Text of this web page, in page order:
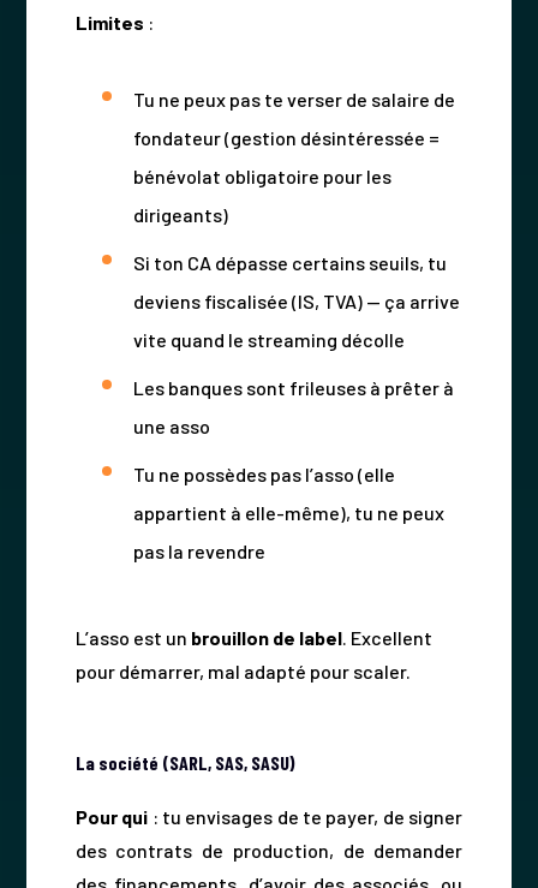
Limites :
Tu ne peux pas te verser de salaire de
fondateur (gestion désintéressée =
bénévolat obligatoire pour les
dirigeants)
Si ton CA dépasse certains seuils, tu
deviens fiscalisée (IS, TVA) — ça arrive
vite quand le streaming décolle
Les banques sont frileuses à prêter à
une asso
Tu ne possèdes pas l’asso (elle
appartient à elle-même), tu ne peux
pas la revendre
L’asso est un brouillon de label. Excellent
pour démarrer, mal adapté pour scaler.
La société (SARL, SAS, SASU)
Pour qui : tu envisages de te payer, de signer
des contrats de production, de demander
des financements, d’avoir des associés, ou